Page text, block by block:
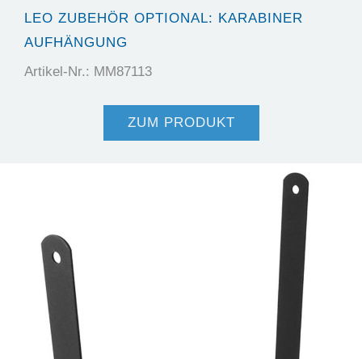
LEO ZUBEHÖR OPTIONAL: KARABINER
AUFHÄNGUNG
Artikel-Nr.: MM87113
ZUM PRODUKT